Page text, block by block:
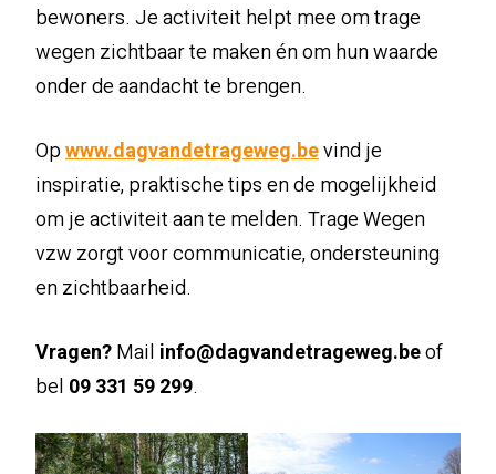
bewoners. Je activiteit helpt mee om trage
wegen zichtbaar te maken én om hun waarde
onder de aandacht te brengen.
Op www.dagvandetrageweg.bevind je
inspiratie, praktische tips en de mogelijkheid
om je activiteit aan te melden. Trage Wegen
vzw zorgt voor communicatie, ondersteuning
en zichtbaarheid.
Vragen? Mail info@dagvandetrageweg.beof
bel 09 331 59 299.